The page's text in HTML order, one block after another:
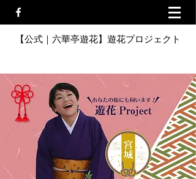
【公式｜六華亭遊花】遊花プロジェクト